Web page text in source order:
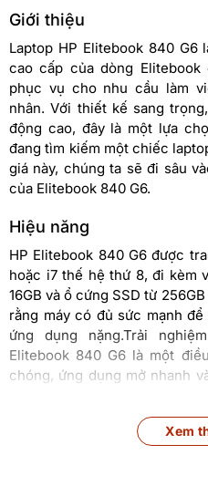
Giới thiệu
Laptop HP Elitebook 840 G6
cao cấp của dòng
phục vụ cho nhu cầu làm
nhân. Với thiết kế sang
động cao, đây là một lựa
đang tìm kiếm một chiếc
giá này, chúng ta sẽ đi sâu
của Elitebook 840 G6.
Hiệu năng
HP Elitebook 840 G6 được
hoặc i7 thế hệ thứ 8, đi kèm
16GB và ổ cứng SSD từ
rằng máy có đủ sức mạnh
ứng dụng nặng.Trải
Elitebook 840 G6 là một
chóng, ứng dụng mở nhanh
nhạy, giúp tăng cường trải
đồ họa và chơi game,
Xem